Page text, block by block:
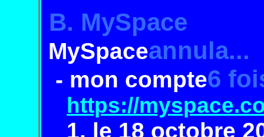
B. MySpace
MySpaceannula...
- mon compte6
https://
1. le 18 octobre